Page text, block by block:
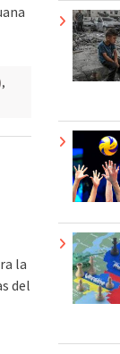
,
la
del